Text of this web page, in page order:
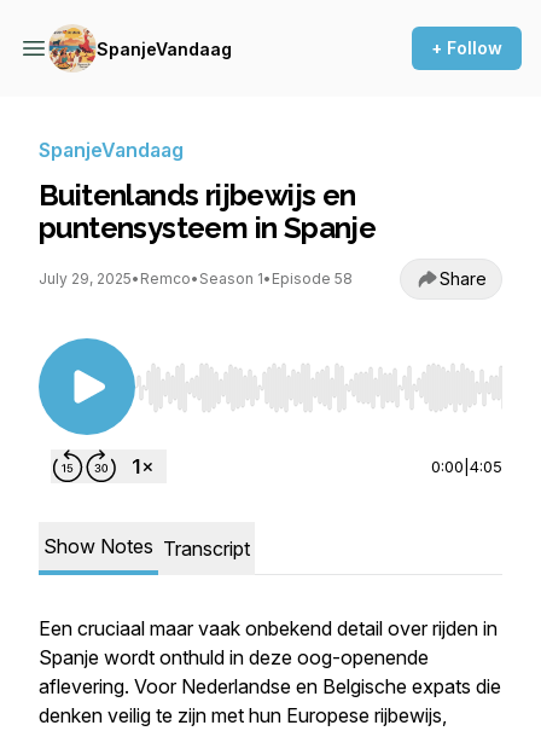
SpanjeVandaag + Follow
SpanjeVandaag
Buitenlands rijbewijs en
puntensysteem in Spanje
July 29, 2025• Remco• Season 1• Episode 58 Share
Use Left/Right to seek, Home/End to jump to
0:00 4:05
Show Notes Transcript
Een cruciaal maar vaak onbekend detail over rijden in
Spanje wordt onthuld in deze oog-openende
aflevering. Voor Nederlandse en Belgische expats die
denken veilig te zijn met hun Europese rijbewijs,